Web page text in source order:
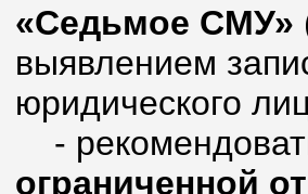
«Седьмое СМУ»
выявлением
юридического
-
ограниченной